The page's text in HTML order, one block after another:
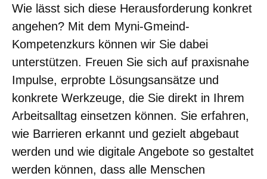
Wie lässt sich diese Herausforderung konkret
angehen? Mit dem Myni-Gmeind-
Kompetenzkurs können wir Sie dabei
unterstützen. Freuen Sie sich auf praxisnahe
Impulse, erprobte Lösungsansätze und
konkrete Werkzeuge, die Sie direkt in Ihrem
Arbeitsalltag einsetzen können. Sie erfahren,
wie Barrieren erkannt und gezielt abgebaut
werden und wie digitale Angebote so gestaltet
werden können, dass alle Menschen